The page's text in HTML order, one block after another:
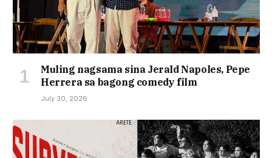
Muling nagsama sina Jerald Napoles, Pepe
Herrera sa bagong comedy film
July 30, 2026